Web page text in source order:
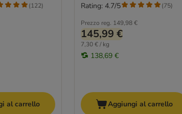
(122)
al carrello
Prezzo reg. 149,98 €
145,99 €
7,30 € / kg
138,69 €
Rating: 4.7/5 (75)
Aggiungi al carrello